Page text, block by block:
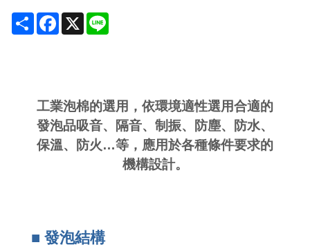
Share Facebook
X
工業泡棉的選用，依環境適性選用合適的
發泡品吸音、隔音、制振、防塵、防水、
保溫、防火…等，應用於各種條件要求的
機構設計。
■ 發泡結構